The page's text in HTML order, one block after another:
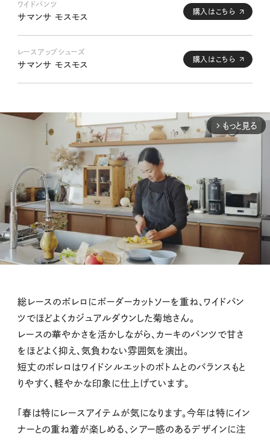
ワイドパンツ
サマンサ モスモス
購入はこちら
レースアップシューズ
サマンサ モスモス
購入はこちら
arrow_forward_ios もっと見る
M
e
総レースのボレロにボーダーカットソーを重ね、ワイドパン
ツでほどよくカジュアルダウンした菊地さん。
レースの華やかさを活かしながら、カーキのパンツで甘さ
をほどよく抑え、気負わない雰囲気を演出。
短丈のボレロはワイドシルエットのボトムとのバランスもと
りやすく、軽やかな印象に仕上げています。
「春は特にレースアイテムが気になります。今年は特にイン
ナーとの重ね着が楽しめる、シアー感のあるデザインに注